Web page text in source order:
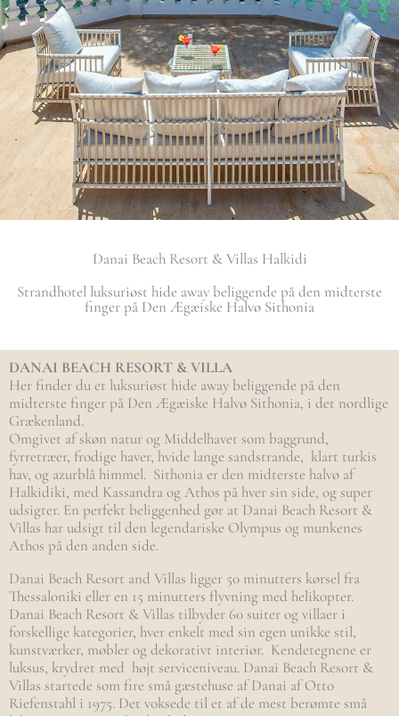
Danai Beach Resort & Villas Halkidi
Strandhotel luksuriøst hide away beliggende på den midterste
finger på Den Ægæiske Halvø Sithonia
DANAI BEACH RESORT & VILLA
Her finder du et luksuriøst hide away beliggende på den
midterste finger på Den Ægæiske Halvø Sithonia, i det nordlige
Grækenland.
Omgivet af skøn natur og Middelhavet som baggrund,
fyrretræer, frodige haver, hvide lange sandstrande, klart turkis
hav, og azurblå himmel. Sithonia er den midterste halvø af
Halkidiki, med Kassandra og Athos på hver sin side, og super
udsigter. En perfekt beliggenhed gør at Danai Beach Resort &
Villas har udsigt til den legendariske Olympus og munkenes
Athos på den anden side.
Danai Beach Resort and Villas ligger 50 minutters kørsel fra
Thessaloniki eller en 15 minutters flyvning med helikopter.
Danai Beach Resort & Villas tilbyder 60 suiter og villaer i
forskellige kategorier, hver enkelt med sin egen unikke stil,
kunstværker, møbler og dekorativt interiør. Kendetegnene er
luksus, krydret med højt serviceniveau. Danai Beach Resort &
Villas startede som fire små gæstehuse af Danai af Otto
Riefenstahl i 1975. Det voksede til et af de mest berømte små